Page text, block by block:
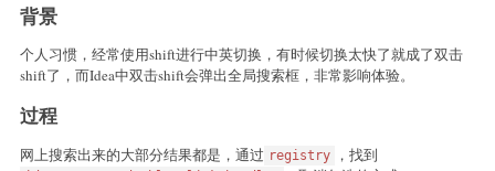
背景
个人习惯，经常使用shift进行中英切换，有时候切换太快了就成了双击
shift了，而Idea中双击shift会弹出全局搜索框，非常影响体验。
过程
网上搜索出来的大部分结果都是，通过 registry ，找到